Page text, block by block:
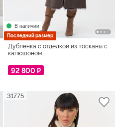
В наличии
Последний размер
Дубленка с отделкой из тосканы с
капюшоном
92 800 ₽
31775